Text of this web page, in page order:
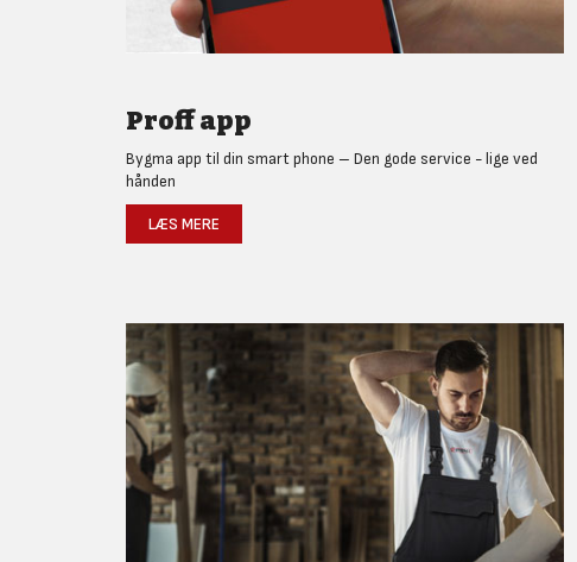
Proff app
Bygma app til din smart phone – Den gode service - lige ved
hånden
LÆS MERE